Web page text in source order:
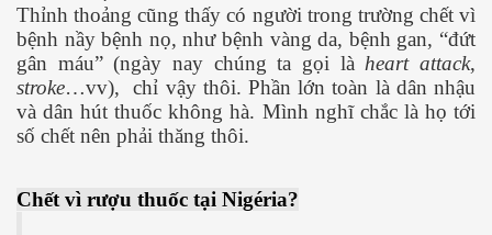
Thỉnh thoảng cũng thấy có người trong trường chết vì
bệnh nầy bệnh nọ, như bệnh vàng da, bệnh gan, “đứt
gân máu” (ngày nay chúng ta gọi là heart attack,
stroke…vv),
chỉ vậy thôi. Phần lớn toàn là dân nhậu
và dân hút thuốc không hà. Mình nghĩ chắc là họ tới
số chết nên phải thăng thôi.
Chết vì rượu thuốc tại Nigéria?